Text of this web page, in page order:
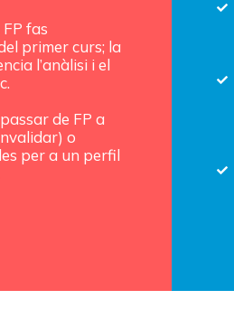
FP fas
primer curs; la
l’anàlisi i el
de FP a
o
per a un perfil